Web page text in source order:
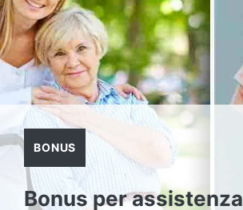
BONUS
Bonus per assistenza